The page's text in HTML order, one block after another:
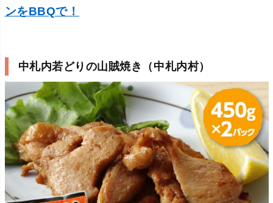
ンをBBQで！
中札内若どりの山賊焼き（中札内村）